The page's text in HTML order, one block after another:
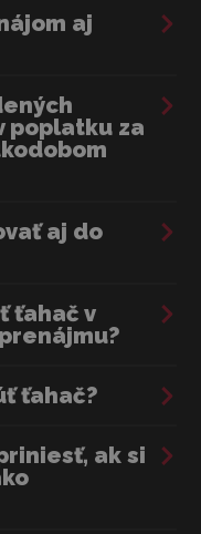
aj
poplatku za
aj do
ťahač v
ťahač?
ak si